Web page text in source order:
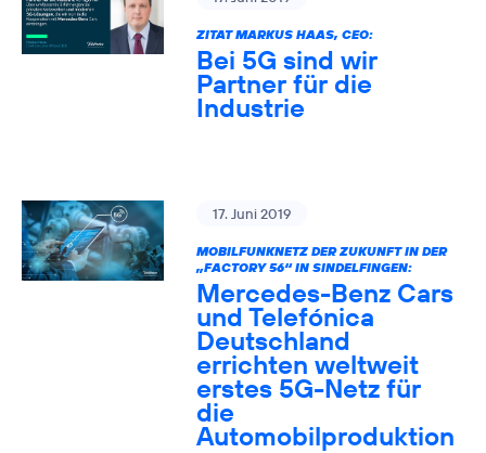
ZITAT MARKUS HAAS, CEO:
Bei 5G sind wir
Partner für die
Industrie
17. Juni 2019
MOBILFUNKNETZ DER ZUKUNFT IN DER
„FACTORY 56“ IN SINDELFINGEN:
Mercedes-Benz Cars
und Telefónica
Deutschland
errichten weltweit
erstes 5G-Netz für
die
Automobilproduktion